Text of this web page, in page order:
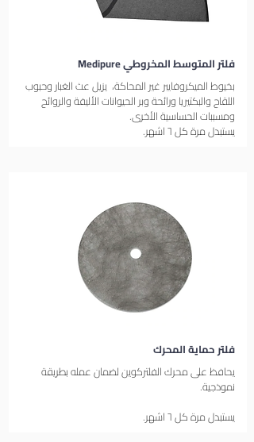
فلتر المتوسط المخروطي Medipure
بخيوط الميكروفايبر غير المحاكة، يزيل عث الغبار وحبوب
اللقاح والبكتيريا ورائحة وبر الحيوانات الأليفة والروائح
ومسببات الحساسية الأخرى.
يستبدل مرة كل ٦ اشهر.
فلتر حماية المحرك
يحافظ على محرك الفلتركوين لضمان عمله بطريقة
نموذجية.
يستبدل مرة كل ٦ اشهر.